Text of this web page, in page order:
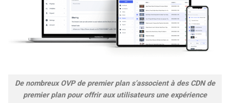
De nombreux OVP de premier plan s’associent à des CDN de
premier plan pour offrir aux utilisateurs une expérience